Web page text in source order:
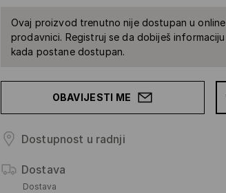
Ovaj proizvod trenutno nije dostupan u online
prodavnici. Registruj se da dobiješ informaciju
kada postane dostupan.
OBAVIJESTI ME
Dostupnost u radnji
Dostava
Dostava